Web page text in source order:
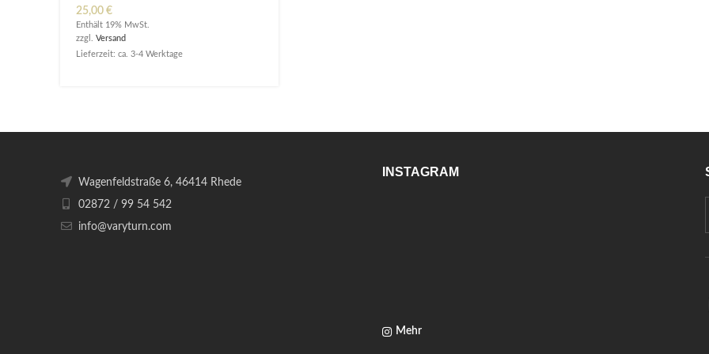
25,00 €
Enthält 19% MwSt.
zzgl. Versand
Lieferzeit: ca. 3-4 Werktage
Wagenfeldstraße 6, 46414 Rhede
02872 / 99 54 542
info@varyturn.com
INSTAGRAM
Mehr